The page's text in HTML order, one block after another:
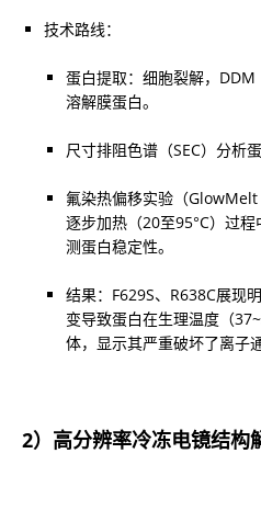
蛋白提取：细胞裂解，DDM
溶解膜蛋白。
尺寸排阻色谱（SEC）分析
氟染热偏移实验（
逐步加热（20至95°C）过
测蛋白稳定性。
结果：F629S、R638C展现
变导致蛋白在生理温度（
体，显示其严重破坏了离子
2）高分辨率冷冻电镜结构